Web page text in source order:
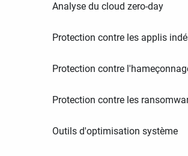
Analyse du cloud zero-day
Protection contre les applis
Protection contre
Protection contre les
Outils d'optimisation système